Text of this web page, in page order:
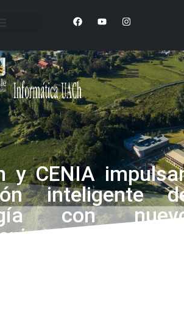
y CENIA
inteligente
con
tecnológico